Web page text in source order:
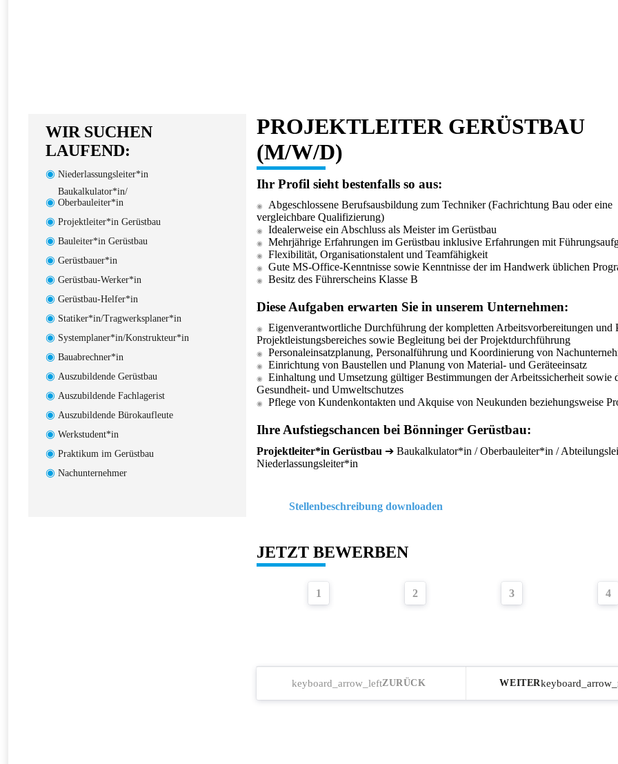
WIR SUCHEN
LAUFEND:
Niederlassungsleiter*in
Baukalkulator*in/
Oberbauleiter*in
Projektleiter*in Gerüstbau
Bauleiter*in Gerüstbau
Gerüstbauer*in
Gerüstbau-Werker*in
Gerüstbau-Helfer*in
Statiker*in/Tragwerksplaner*in
Systemplaner*in/Konstrukteur*in
Bauabrechner*in
Auszubildende Gerüstbau
Auszubildende Fachlagerist
Auszubildende Bürokaufleute
Werkstudent*in
Praktikum im Gerüstbau
Nachunternehmer
PROJEKTLEITER GERÜSTBAU
(M/W/D)
Ihr Profil sieht bestenfalls so aus:
Abgeschlossene Berufsausbildung zum Techniker (Fachrichtung Bau oder eine
vergleichbare Qualifizierung)
Idealerweise ein Abschluss als Meister im Gerüstbau
Mehrjährige Erfahrungen im Gerüstbau inklusive Erfahrungen mit
Flexibilität, Organisationstalent und Teamfähigkeit
Gute MS-Office-Kenntnisse sowie Kenntnisse der im Handwerk üblichen
Besitz des Führerscheins Klasse B
Diese Aufgaben erwarten Sie in unserem Unternehmen:
Eigenverantwortliche Durchführung der kompletten Arbeitsvorbereitungen und
Projektleistungsbereiches sowie Begleitung bei der Projektdurchführung
Personaleinsatzplanung, Personalführung und Koordinierung von
Einrichtung von Baustellen und Planung von Material- und Geräteeinsatz
Einhaltung und Umsetzung gültiger Bestimmungen der Arbeitssicherheit sowie
Gesundheit- und Umweltschutzes
Pflege von Kundenkontakten und Akquise von Neukunden beziehungsweise
Ihre Aufstiegschancen bei Bönninger Gerüstbau:
Projektleiter*in Gerüstbau ➔ Baukalkulator*in / Oberbauleiter*in /
Niederlassungsleiter*in
Stellenbeschreibung downloaden
JETZT BEWERBEN
1 2 3 4
keyboard_arrow_leftZURÜCK WEITER